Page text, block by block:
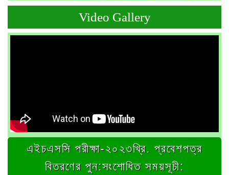
Video Gallery
এইচএসসি পরীক্ষা-২০২৩খ্রি. প্রবেশপত্র
বিতরণের পুন:সংশোধিত সময়সূচী: